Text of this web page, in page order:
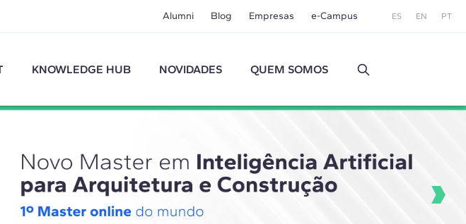
Alumni Blog Empresas e-Campus ES EN PT
KNOWLEDGE HUB NOVIDADES QUEM SOMOS